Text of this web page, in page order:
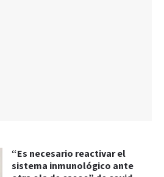
“Es necesario reactivar el
sistema inmunológico ante